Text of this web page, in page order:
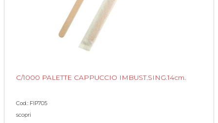
C/1000 PALETTE CAPPUCCIO IMBUST.SING.14cm.
Cod.: FIP705
scopri